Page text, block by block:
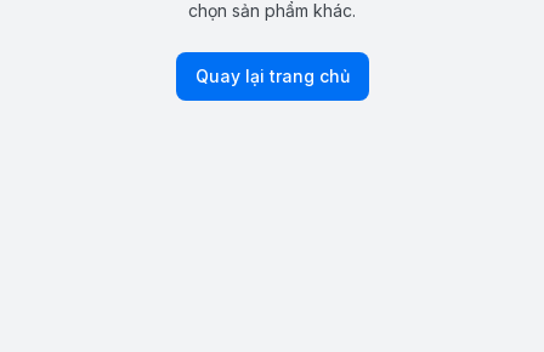
chọn sản phẩm khác.
Quay lại trang chủ